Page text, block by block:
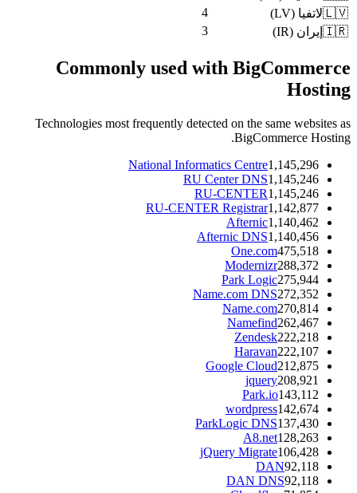
🇱🇻لاتفيا (
LV
)
4
🇮🇷 إيران (
IR
)
3
Commonly used with BigCommerce
Hosting
Technologies most frequently detected on the same websites as
BigCommerce Hosting.
National Informatics Centre1,145,296
RU Center DNS1,145,246
RU-CENTER1,145,246
RU-CENTER Registrar1,142,877
Afternic1,140,462
Afternic DNS1,140,456
One.com475,518
Modernizr288,372
Park Logic275,944
Name.com DNS272,352
Name.com270,814
Namefind262,467
Zendesk222,218
Haravan222,107
Google Cloud212,875
jquery208,921
Park.io143,112
wordpress142,674
ParkLogic DNS137,430
A8.net128,263
jQuery Migrate106,428
DAN92,118
DAN DNS92,118